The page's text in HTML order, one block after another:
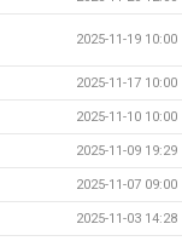
2025-11-19 10:00
2025-11-17 10:00
2025-11-10 10:00
2025-11-09 19:29
2025-11-07 09:00
2025-11-03 14:28